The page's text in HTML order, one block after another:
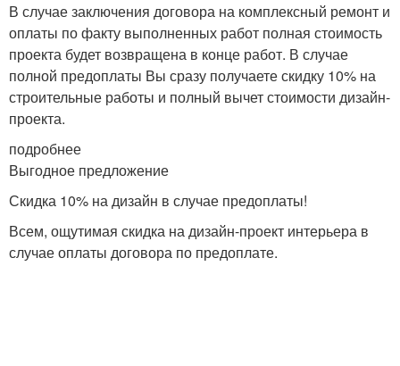
В случае заключения договора на комплексный ремонт и
оплаты по факту выполненных работ полная стоимость
проекта будет возвращена в конце работ. В случае
полной предоплаты Вы сразу получаете скидку 10% на
строительные работы и полный вычет стоимости дизайн-
проекта.
подробнее
Выгодное предложение
Скидка 10% на дизайн в случае предоплаты!
Всем, ощутимая скидка на дизайн-проект интерьера в
случае оплаты договора по предоплате.